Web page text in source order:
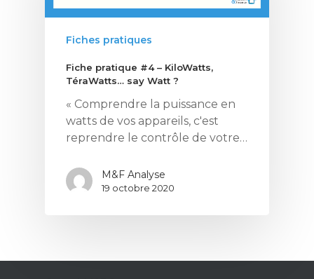
Fiches pratiques
Fiche pratique #4 – KiloWatts,
TéraWatts… say Watt ?
« Comprendre la puissance en
watts de vos appareils, c'est
reprendre le contrôle de votre…
M&F Analyse
19 octobre 2020
Ce contenu vous
Patrimoine